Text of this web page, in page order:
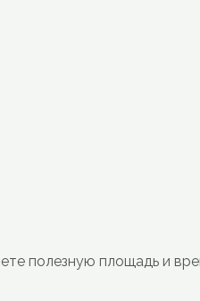
полезную площадь и